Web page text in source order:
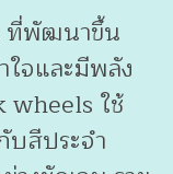
ที่พัฒนาขึ้น
ใจและมีพลัง
ใช้
บสีประจำ